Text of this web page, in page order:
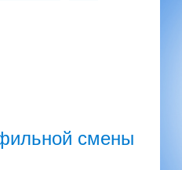
смены